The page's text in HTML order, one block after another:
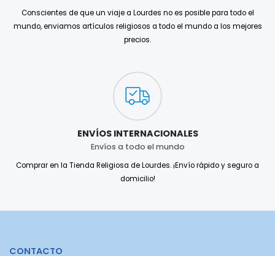
Conscientes de que un viaje a Lourdes no es posible para todo el
mundo, enviamos artículos religiosos a todo el mundo a los mejores
precios.
ENVÍOS INTERNACIONALES
Envíos a todo el mundo
Comprar en la Tienda Religiosa de Lourdes. ¡Envío rápido y seguro a
domicilio!
CONTACTO